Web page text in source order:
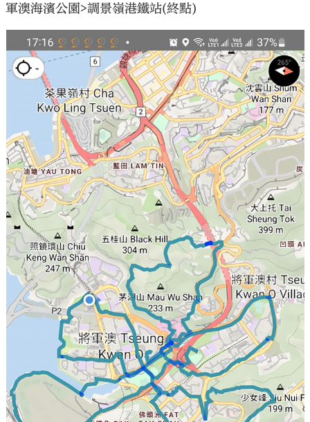
軍澳海濱公園>調景嶺港鐵站(終點)